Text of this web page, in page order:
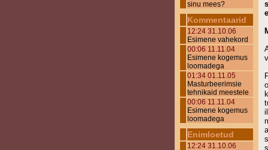
sinu mees?
Kommentaarid
12:24 31.10.06
Esimene vahekord
00:06 11.11.04
Esimene kogemus
loomadega
01:34 01.11.05
Masturbeerimsie
tehnikaid meestele
00:06 11.11.04
Esimene kogemus
loomadega
Enimloetud
12:24 31.10.06